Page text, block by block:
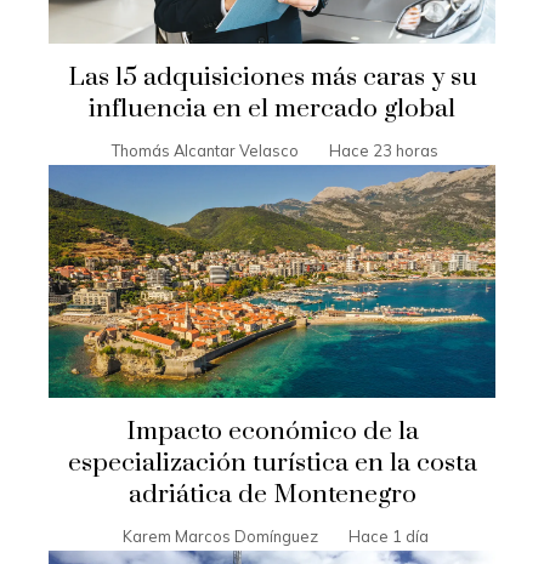
Las 15 adquisiciones más caras y su
influencia en el mercado global
Thomás Alcantar Velasco Hace 23 horas
Impacto económico de la
especialización turística en la costa
adriática de Montenegro
Karem Marcos Domínguez Hace 1 día